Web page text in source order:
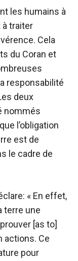
les humains à
à traiter
Cela
du Coran et
responsabilité
deux
nommés
l’obligation
est de
le cadre de
: « En effet,
terre une
[as to]
actions. Ce
pour